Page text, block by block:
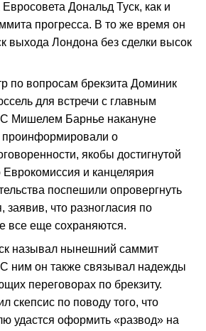
Дональд Туск, как и
прогресса. В то же время он
выхода Лондона без сделки высок
по вопросам брекзита Доминик
для встречи с главным
Мишелем Барнье накануне
о
якобы достигнутой
и канцелярия
поспешили опровергнуть
что разногласия по
все еще сохраняются.
называл нынешний саммит
ним он также связывал надежды
переговорах по брекзиту.
скепсис по поводу того, что
удастся оформить «развод» на